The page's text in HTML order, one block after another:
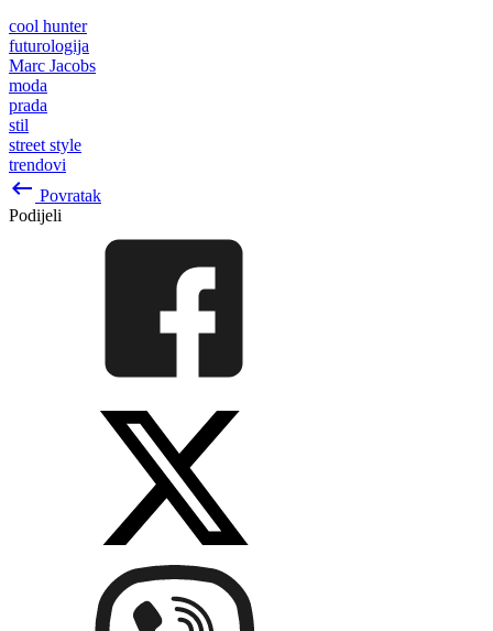
cool hunter
futurologija
Marc Jacobs
moda
prada
stil
street style
trendovi
keyboard_backspace Povratak
Podijeli